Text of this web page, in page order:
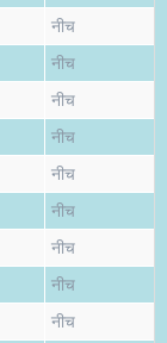
नीच
नीच
नीच
नीच
नीच
नीच
नीच
नीच
नीच